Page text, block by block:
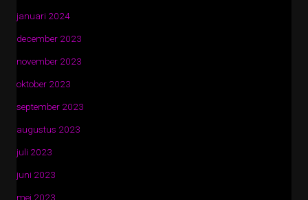
januari 2024
december 2023
november 2023
oktober 2023
september 2023
augustus 2023
juli 2023
juni 2023
mei 2023